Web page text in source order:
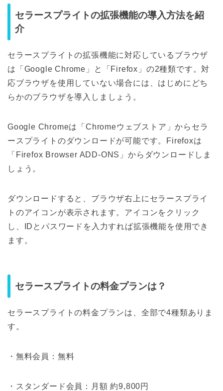
セラースプライトの拡張機能の導入方法を紹
介
セラースプライトの拡張機能に対応しているブラウザ
は「Google Chrome」と「Firefox」の2種類です。対
応ブラウザを使用していない場合には、はじめにどち
らかのブラウザを導入しましょう。
Google Chromeは「Chromeウェブストア」からセラ
ースプライトのダウンロードが可能です。Firefoxは
「Firefox Browser ADD-ONS」からダウンロードしま
しょう。
ダウンロードすると、ブラウザ右上にセラースプライ
トのアイコンが表示されます。アイコンをクリック
し、IDとパスワードを入力すれば拡張機能を使用でき
ます。
セラースプライトの料金プランは？
セラースプライトの料金プランは、全部で4種類ありま
す。
・無料会員：無料
・スタンダード会員：月額 約9,800円